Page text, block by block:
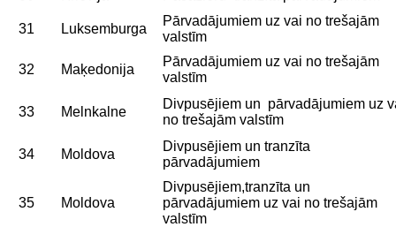
31 Luksemburga
Pārvadājumiem uz vai no trešajām
valstīm
32 Maķedonija
Pārvadājumiem uz vai no trešajām
valstīm
33 Melnkalne
Divpusējiem un pārvadājumiem uz
no trešajām valstīm
34 Moldova
Divpusējiem un tranzīta
pārvadājumiem
35 Moldova
Divpusējiem,tranzīta un
pārvadājumiem uz vai no trešajām
valstīm